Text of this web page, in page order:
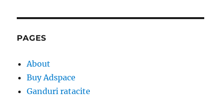
PAGES
About
Buy Adspace
Ganduri ratacite